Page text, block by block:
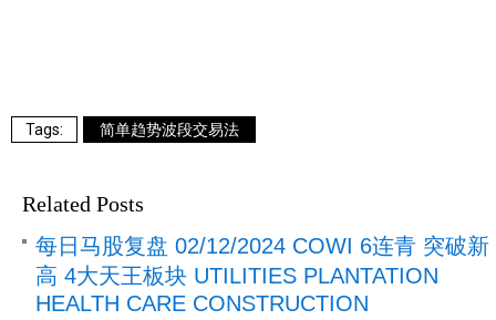
简单趋势波段交易法
Related Posts
每日马股复盘 02/12/2024 COWI 6连青 突破新
高 4大天王板块 UTILITIES PLANTATION
HEALTH CARE CONSTRUCTION